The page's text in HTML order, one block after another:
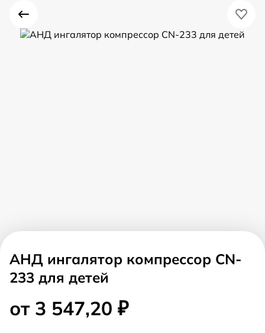
АНД ингалятор компрессор CN-
233 для детей
от 3 547,20 ₽